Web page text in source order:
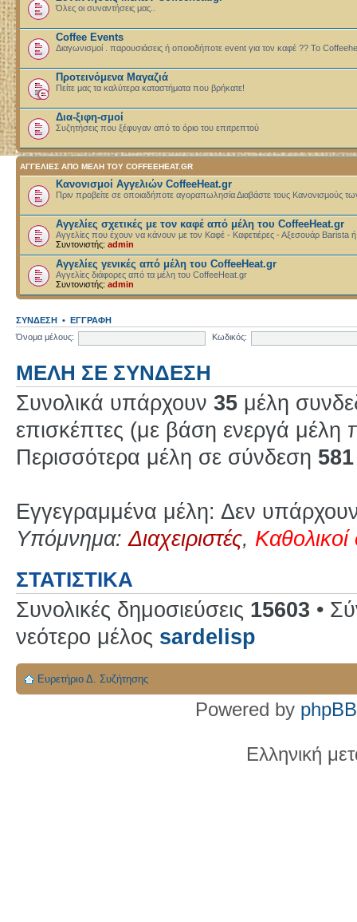
Όλες οι συναντήσεις μας..
Coffee Events
Διαγωνισμοί . παρουσιάσεις ή οποιοδήποτε event για τον καφέ ?? Το
Προτεινόμενα Μαγαζιά
Πείτε μας τα καλύτερα καταστήματα που βρήκατε!
Δια-ξιφη-σμοί
Συζητήσεις που ξέφυγαν από το όριο του επιτρεπτού
ΑΓΓΕΛΙΕΣ ΑΠΟ ΜΕΛΗ ΤΟΥ COFFEEHEAT.GR
Κανονισμοί Αγγελιών CoffeeHeat.gr
Πριν προβείτε σε οποιαδήποτε αγοραπωλησία Διαβάστε τους Κανονισμούς
Αγγελίες σχετικές με τον καφέ από μέλη του CoffeeHeat.gr
Αγγελίες που έχουν να κάνουν με τον Καφέ - Καφετιέρες - Αξεσουάρ Barista
Συντονιστής: admin
Αγγελίες γενικές από μέλη του CoffeeHeat.gr
Αγγελίες διάφορες από τα μέλη του CoffeeHeat.gr
Συντονιστής: admin
ΣΎΝΔΕΣΗ • ΕΓΓΡΑΦΉ
Όνομα μέλους:
Κωδικός:
ΜΈΛΗ ΣΕ ΣΎΝΔΕΣΗ
Συνολικά υπάρχουν 35 μέλη
επισκέπτες (με βάση ενεργά μέλη
Περισσότερα μέλη σε σύνδεση 581
Εγγεγραμμένα μέλη: Δεν
Υπόμνημα:Διαχειριστές, Καθολικοί
ΣΤΑΤΙΣΤΙΚΆ
Συνολικές δημοσιεύσεις 15603 •
νεότερο μέλος sardelisp
Ευρετήριο Δ. Συζήτησης
Powered by phpBB
Ελληνική